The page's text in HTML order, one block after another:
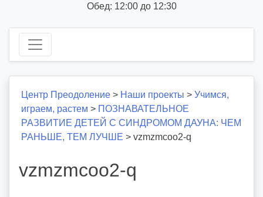
Обед: 12:00 до 12:30
Центр Преодоление > Наши проекты > Учимся,
играем, растем > ПОЗНАВАТЕЛЬНОЕ
РАЗВИТИЕ ДЕТЕЙ С СИНДРОМОМ ДАУНА: ЧЕМ
РАНЬШЕ, ТЕМ ЛУЧШЕ > vzmzmcoo2-q
vzmzmcoo2-q